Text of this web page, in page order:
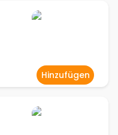
Hinzufügen